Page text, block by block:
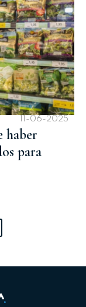
11-06-2025
haber
para